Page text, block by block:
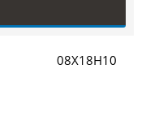
08Х18Н10